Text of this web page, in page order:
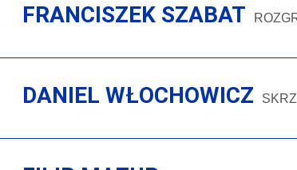
FRANCISZEK SZABAT
DANIEL WŁOCHOWICZ